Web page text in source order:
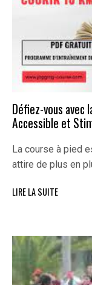
Défiez-vous avec
Accessible et
La course à pied
attire de plus en
LIRE LA SUITE